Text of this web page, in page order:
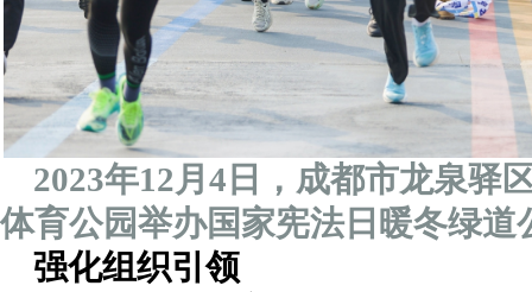
2023年12月4日，成都市龙泉驿
体育公园举办国家宪法日暖冬绿道
强化组织引领